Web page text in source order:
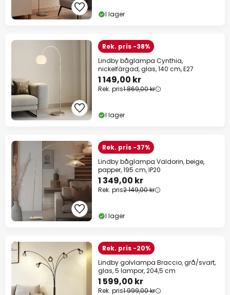
I lager
Rek. pris -38%
Lindby båglampa Cynthia,
nickelfärgad, glas, 140 cm, E27
1 149,00 kr
Rek. pris1 869,00 kr
I lager
Rek. pris -37%
Lindby båglampa Valdorin, beige,
papper, 195 cm, IP20
1 349,00 kr
Rek. pris2 149,00 kr
I lager
Rek. pris -20%
Lindby golvlampa Braccio, grå/svart,
glas, 5 lampor, 204,5 cm
1 599,00 kr
Rek. pris1 999,00 kr